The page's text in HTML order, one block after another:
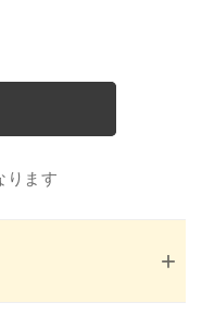
ります
+